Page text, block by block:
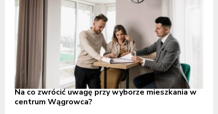
Na co zwrócić uwagę przy wyborze mieszkania w
centrum Wągrowca?